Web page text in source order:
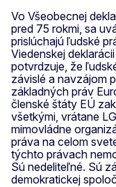
Vo Všeobecnej
pred 75 rokmi, sa
prislúchajú ľudské
Viedenskej
potvrdzuje, že
závislé a navzájom
základných práv
členské štáty EÚ
všetkými, vrátane
mimovládne
práva na celom
týchto právach
Sú nedeliteľné. Sú
demokratickej